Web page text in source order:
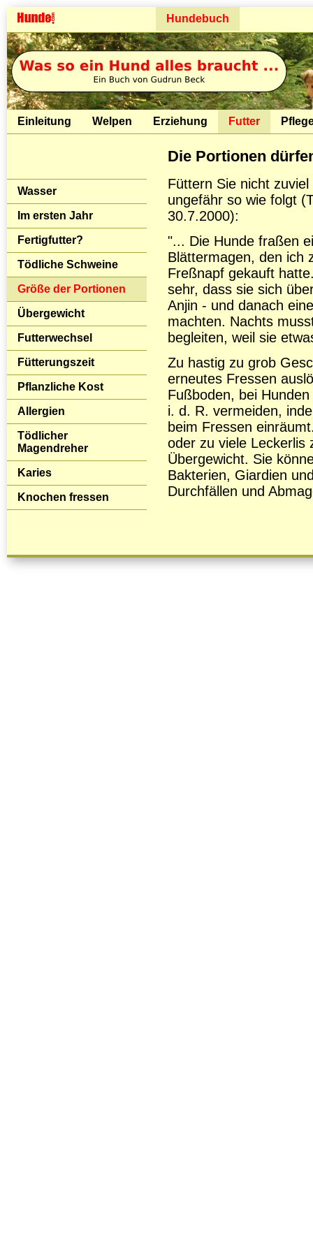
Hundebuch
Einleitung Welpen Erziehung Futter
Wasser
Im ersten Jahr
Fertigfutter?
Tödliche Schweine
Größe der Portionen
Übergewicht
Futterwechsel
Fütterungszeit
Pflanzliche Kost
Allergien
Tödlicher
Magendreher
Karies
Knochen fressen
Die Portionen
Füttern Sie nicht
ungefähr so wie folgt
30.7.2000):
"... Die Hunde fraßen
Blättermagen, den ich
Freßnapf gekauft
sehr, dass sie sich
Anjin - und danach
machten. Nachts
begleiten, weil sie
Zu hastig zu grob
erneutes Fressen
Fußboden, bei
i. d. R. vermeiden,
beim Fressen
oder zu viele Leckerlis
Übergewicht. Sie
Bakterien, Giardien
Durchfällen und